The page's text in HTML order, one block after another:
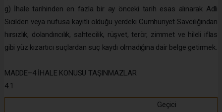
g) İhale tarihinden en fazla bir ay önceki tarih esas alınarak Adli
Sicilden veya nüfusa kayıtlı olduğu yerdeki Cumhuriyet Savcılığından
hırsızlık, dolandırıcılık, sahtecilik, rüşvet, terör, zimmet ve hileli iflas
gibi yüz kızartıcı suçlardan suç kaydı olmadığına dair belge getirmek.
MADDE–4 İHALE KONUSU TAŞINMAZLAR
4.1
Geçici